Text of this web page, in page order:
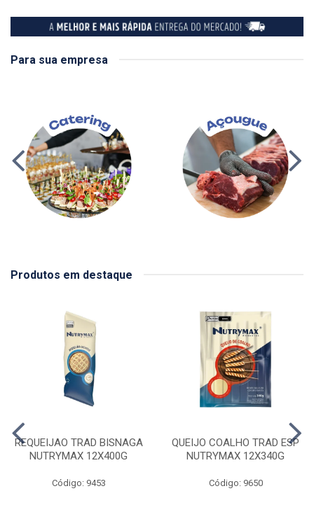
Para sua empresa
Produtos em destaque
REQUEIJAO TRAD BISNAGA
NUTRYMAX 12X400G
Código: 9453
QUEIJO COALHO TRAD ESP
NUTRYMAX 12X340G
Código: 9650